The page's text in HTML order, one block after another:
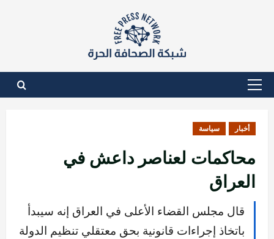
القائمة
أخبار سياسة
محاكمات لعناصر داعش في
العراق
قال مجلس القضاء الأعلى في العراق إنه سيبدأ
باتخاذ إجراءات قانونية بحق معتقلي تنظيم الدولة